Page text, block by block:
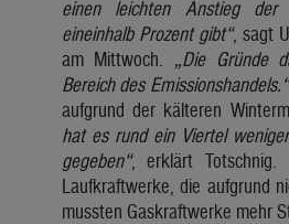
einen leichten Anstieg der
eineinhalb Prozent gibt“, sagt
am Mittwoch. „Die Gründe
Bereich des Emissionshandels.“
aufgrund der kälteren
hat es rund ein Viertel
gegeben“, erklärt Totschnig.
Laufkraftwerke, die aufgrund
mussten Gaskraftwerke mehr